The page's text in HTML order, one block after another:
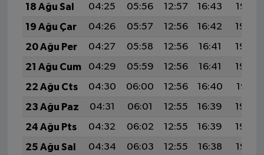
18 Ağu Sal
04:25 05:56 12:57 16:43
19:47
19 Ağu Çar
04:26 05:57 12:56 16:42
19:46
20 Ağu Per
04:27 05:58 12:56 16:41
19:44
21 Ağu Cum
04:29 05:59 12:56 16:41
19:43
22 Ağu Cts
04:30 06:00 12:56 16:40
19:41
23 Ağu Paz
04:31 06:01 12:55 16:39
19:40
24 Ağu Pts
04:32 06:02 12:55 16:39
19:39
25 Ağu Sal
04:34 06:03 12:55 16:38 19:37